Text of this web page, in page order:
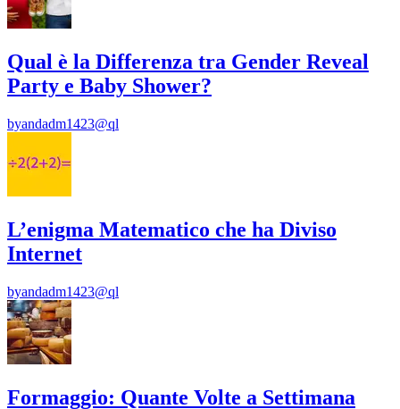
Qual è la Differenza tra Gender Reveal
Party e Baby Shower?
byandadm1423@ql
L’enigma Matematico che ha Diviso
Internet
byandadm1423@ql
Formaggio: Quante Volte a Settimana